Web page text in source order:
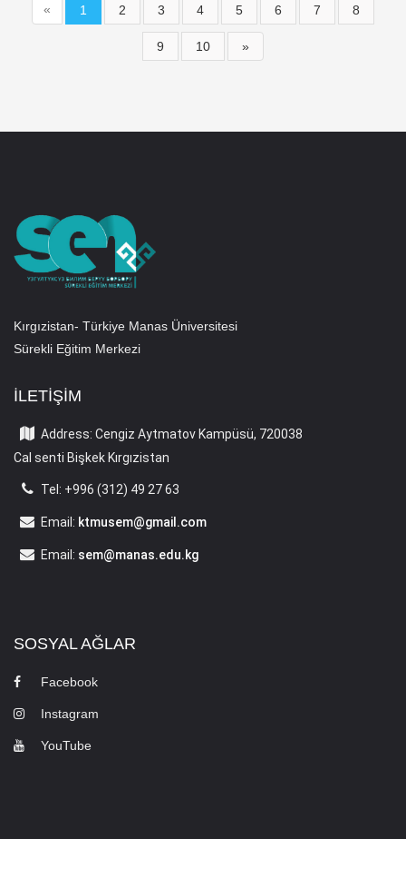
« 1 2 3 4 5 6 7 8
9 10 »
Kırgızistan- Türkiye Manas Üniversitesi
Sürekli Eğitim Merkezi
İLETIŞIM
Address: Cengiz Aytmatov Kampüsü, 720038
Cal senti Bişkek Kırgızistan
Tel: +996 (312) 49 27 63
Email: ktmusem@gmail.com
Email: sem@manas.edu.kg
SOSYAL AĞLAR
Facebook
Instagram
YouTube